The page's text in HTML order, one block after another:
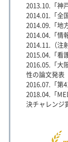
2013.10.「神
2014.01.「全
2014.09.「地
2014.04.「情
2014.11.（注
2015.04.「看
2016.05.「大
性の論文発表
2016.07.「第
2018.04.「
決チャレンジ